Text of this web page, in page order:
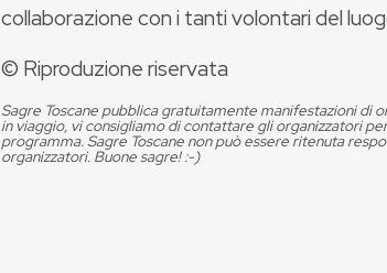
collaborazione con i tanti volontari del
© Riproduzione riservata
Sagre Toscane pubblica gratuitamente manifestazioni di
in viaggio, vi consigliamo di contattare gli organizzatori
programma. Sagre Toscane non può essere ritenuta
organizzatori. Buone sagre! :-)